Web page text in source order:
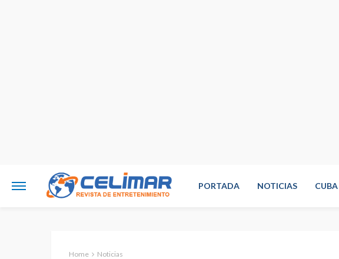
PORTADA NOTICIAS CUBA
Home Noticias